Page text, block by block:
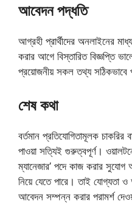
আবেদন পদ্ধতি
আগ্রহী প্রার্থীদের অনলাইনের
করার আগে বিস্তারিত বিজ্ঞপ্তি
প্রয়োজনীয় সকল তথ্য সঠিকভাবে
শেষ কথা
বর্তমান প্রতিযোগিতামূলক চাকরির
পাওয়া সত্যিই গুরুত্বপূর্ণ।
ম্যানেজার’ পদে কাজ করার সুযোগ
নিয়ে যেতে পারে। তাই যোগ্যতা
আবেদন সম্পন্ন করার পরামর্শ